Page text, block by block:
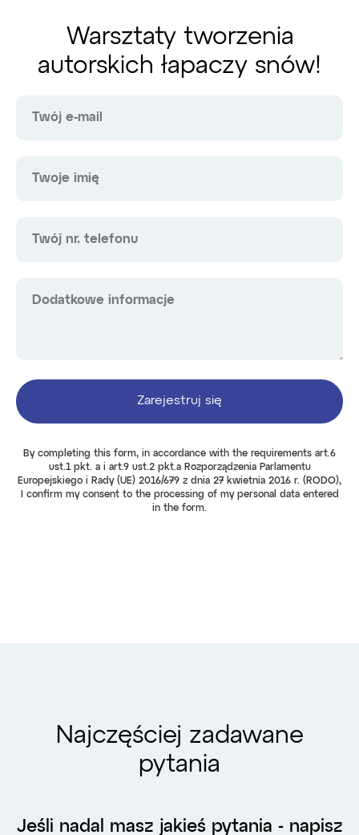
Warsztaty tworzenia
autorskich łapaczy snów!
Twój e-mail
Twoje imię
Twój nr. telefonu
Dodatkowe informacje
Zarejestruj się
By completing this form, in accordance with the requirements art.6
ust.1 pkt. a i art.9 ust.2 pkt.a Rozporządzenia Parlamentu
Europejskiego i Rady (UE) 2016/679 z dnia 27 kwietnia 2016 r. (RODO),
I confirm my consent to the processing of my personal data entered
in the form.
Najczęściej zadawane
pytania
Jeśli nadal masz jakieś pytania - napisz